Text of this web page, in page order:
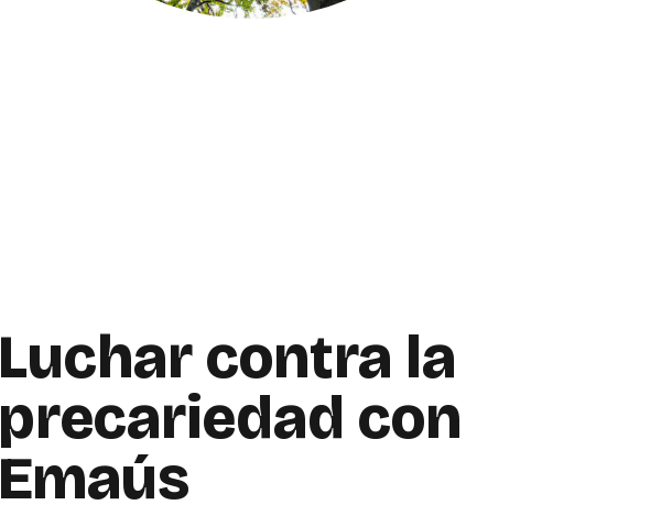
Luchar contra la
precariedad con
Emaús